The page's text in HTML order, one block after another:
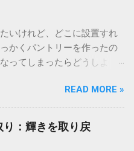
画やリフォームを考え始め
しい写真や詳細なスペック
活を始めてみると「思って
勝手が想像と違った」とい
をするためには、現物を確
そこで今回は、住宅設備の
の空間を作り上げるための
しない設備選びのヒントを
いけれど、どこに設置すれ
かくパントリーを作ったの
ってしまったらどうしよ
ントリーは、整理整頓され
須スペースです。しかし、
てしまうと、出し入れが面
限切れの食品が眠ってしま
READ MORE »
：輝きを取り戻